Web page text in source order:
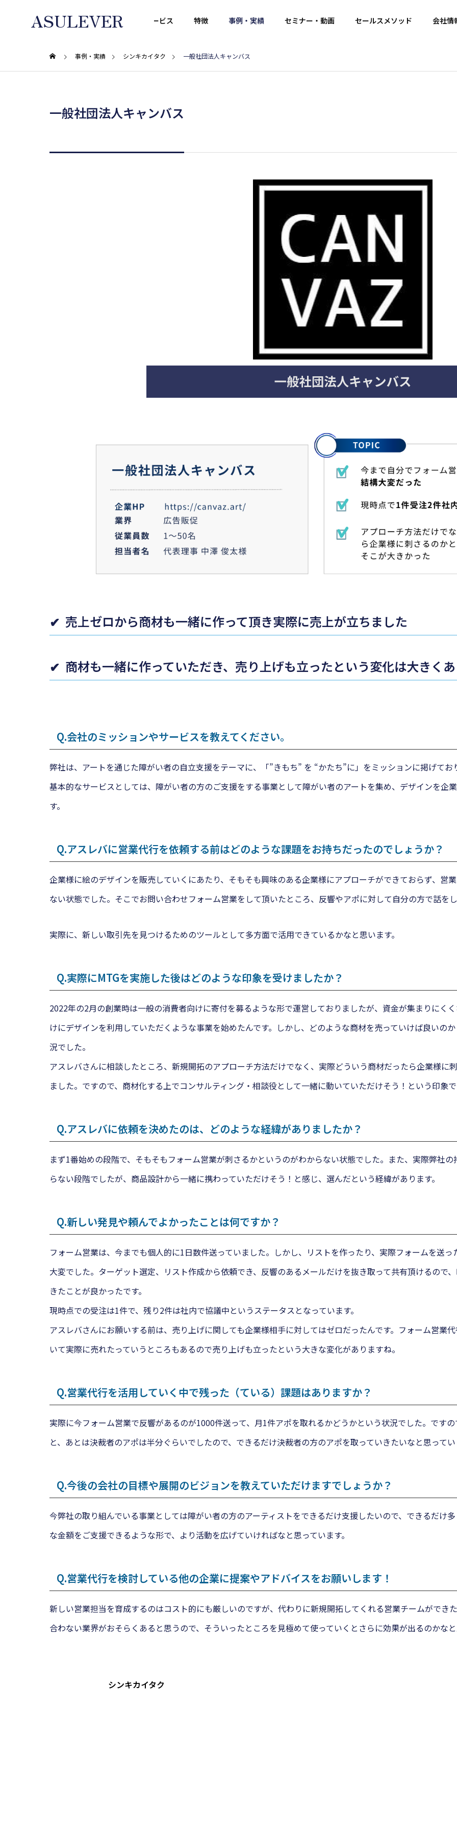
ASULEVER
HOME サービス 特徴 事例・実績 セミナー・動画 セールスメソッド 会社情
事例・実績 シンキカイタク 一般社団法人キャンバス
一般社団法人キャンバス
売上ゼロから商材も一緒に作って頂き実際に売上が立ちました
商材も一緒に作っていただき、売り上げも立ったという変化は大きく
Q.会社のミッションやサービスを教えてください。
弊社は、アートを通じた障がい者の自立支援をテーマに、「”きもち” を “かたち”に」をミッションに掲げてお
基本的なサービスとしては、障がい者の方のご支援をする事業として障がい者のアートを集め、デザインを企
す。
Q.アスレバに営業代行を依頼する前はどのような課題をお持ちだったのでしょうか？
企業様に絵のデザインを販売していくにあたり、そもそも興味のある企業様にアプローチができておらず、営
ない状態でした。そこでお問い合わせフォーム営業をして頂いたところ、反響やアポに対して自分の方で話を
実際に、新しい取引先を見つけるためのツールとして多方面で活用できているかなと思います。
Q.実際にMTGを実施した後はどのような印象を受けましたか？
2022年の2月の創業時は一般の消費者向けに寄付を募るような形で運営しておりましたが、資金が集まりにく
けにデザインを利用していただくような事業を始めたんです。しかし、どのような商材を売っていけば良いの
況でした。
アスレバさんに相談したところ、新規開拓のアプローチ方法だけでなく、実際どういう商材だったら企業様に
ました。ですので、商材化する上でコンサルティング・相談役として一緒に動いていただけそう！という印象
Q.アスレバに依頼を決めたのは、どのような経緯がありましたか？
まず1番始めの段階で、そもそもフォーム営業が刺さるかというのがわからない状態でした。また、実際弊社
らない段階でしたが、商品設計から一緒に携わっていただけそう！と感じ、選んだという経緯があります。
Q.新しい発見や頼んでよかったことは何ですか？
フォーム営業は、今までも個人的に1日数件送っていました。しかし、リストを作ったり、実際フォームを送
大変でした。ターゲット選定、リスト作成から依頼でき、反響のあるメールだけを抜き取って共有頂けるので
きたことが良かったです。
現時点での受注は1件で、残り2件は社内で協議中というステータスとなっています。
アスレバさんにお願いする前は、売り上げに関しても企業様相手に対してはゼロだったんです。フォーム営業
いて実際に売れたっていうところもあるので売り上げも立ったという大きな変化がありますね。
Q.営業代行を活用していく中で残った（ている）課題はありますか？
実際に今フォーム営業で反響があるのが1000件送って、月1件アポを取れるかどうかという状況でした。です
と、あとは決裁者のアポは半分ぐらいでしたので、できるだけ決裁者の方のアポを取っていきたいなと思って
Q.今後の会社の目標や展開のビジョンを教えていただけますでしょうか？
今弊社の取り組んでいる事業としては障がい者の方のアーティストをできるだけ支援したいので、できるだけ
な金額をご支援できるような形で、より活動を広げていければなと思っています。
Q.営業代行を検討している他の企業に提案やアドバイスをお願いします！
新しい営業担当を育成するのはコスト的にも厳しいのですが、代わりに新規開拓してくれる営業チームができ
合わない業界がおそらくあると思うので、そういったところを見極めて使っていくとさらに効果が出るのかな
シンキカイタク